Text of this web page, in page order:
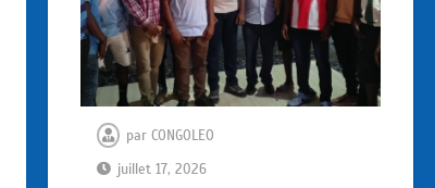
par CONGOLEO
juillet 17, 2026